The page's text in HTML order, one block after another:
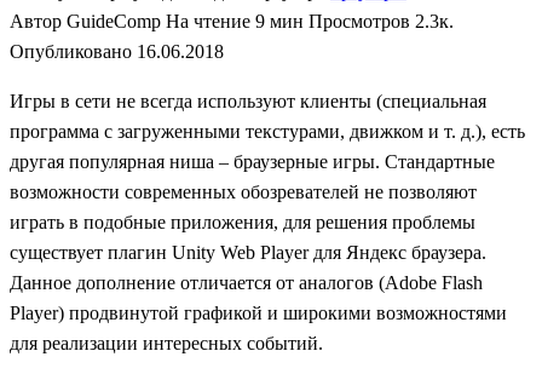
Автор GuideComp На чтение 9 мин Просмотров 2.3к.
Опубликовано 16.06.2018
Игры в сети не всегда используют клиенты (специальная
программа с загруженными текстурами, движком и т. д.), есть
другая популярная ниша – браузерные игры. Стандартные
возможности современных обозревателей не позволяют
играть в подобные приложения, для решения проблемы
существует плагин Unity Web Player для Яндекс браузера.
Данное дополнение отличается от аналогов (Adobe Flash
Player) продвинутой графикой и широкими возможностями
для реализации интересных событий.